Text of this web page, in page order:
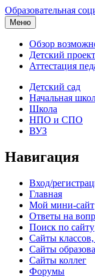
Образовательная
Меню
Обзор
Детский
Аттестация
Детский сад
Начальная
Школа
НПО и СПО
ВУЗ
Навигация
Вход/
Главная
Мой мини-сайт
Ответы на
Поиск по сайту
Сайты
Сайты
Сайты коллег
Форумы